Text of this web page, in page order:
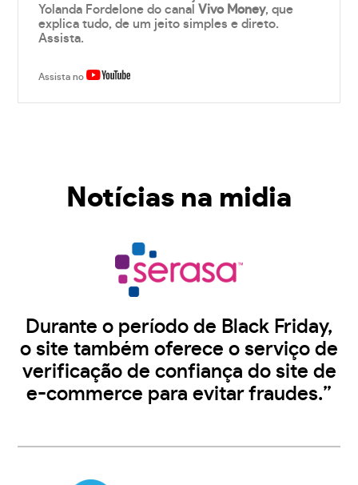
Yolanda Fordelone do canalVivo Money, que
explica tudo, de um jeito simples e direto.
Assista.
Assista no
Notícias na midia
Durante o período de Black Friday,
o site também oferece o serviço de
verificação de confiança do site de
e-commerce para evitar fraudes.”